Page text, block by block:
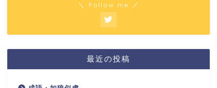
＼ Follow me ／
最近の投稿